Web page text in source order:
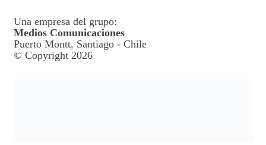
Una empresa del grupo:
Medios Comunicaciones
Puerto Montt, Santiago - Chile
© Copyright 2026